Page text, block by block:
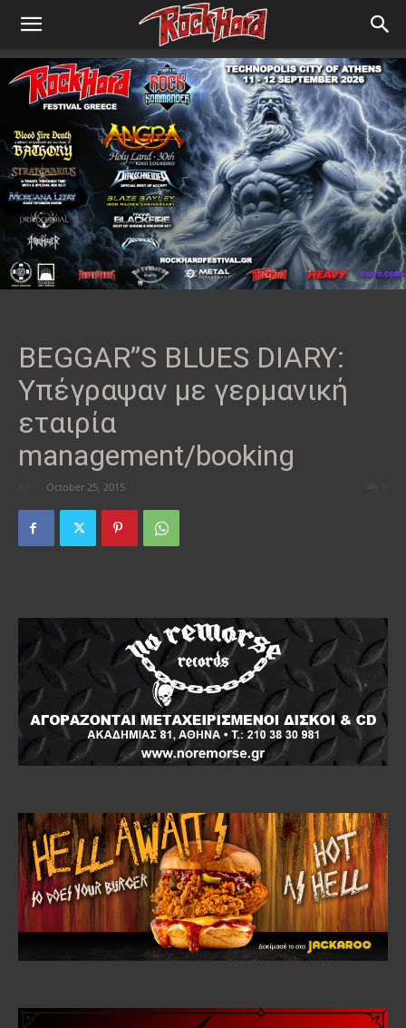
BEGGAR”S BLUES DIARY:
Υπέγραψαν με γερμανική
εταιρία
management/booking
October 25, 2015